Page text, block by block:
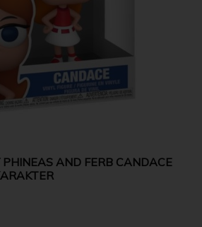
PHINEAS AND FERB CANDACE